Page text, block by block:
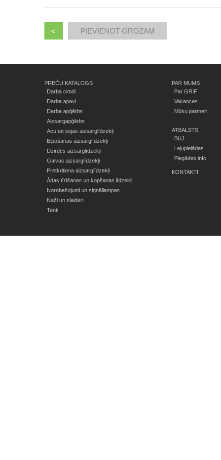
<
PREČU KATALOGS
Darba cimdi
Darba apavi
Darba apģērbs
Aizsargapģērbs
Acu un sejas aizsarglīdzekļi
Elpošanas aizsarglīdzekļi
Dzirdes aizsarglīdzekļi
Galvas aizsarglīdzekļi
Pretkritiena aizsarglīdzekļi
Ādas tīrīšanas un kopšanas līdzekļi
Norobežojumi un signāllampas
Naži un slaideri
Tenti
PAR MUMS
Par GRIF
Vakances
Mūsu partneri
ATBALSTS
BUJ
Lejupielādes
Piegādes info
KONTAKTI